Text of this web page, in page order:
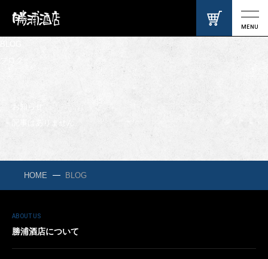
MENU
BLOG
お知らせ
記事はありません。
HOME BLOG
ABOUT US
勝浦酒店について